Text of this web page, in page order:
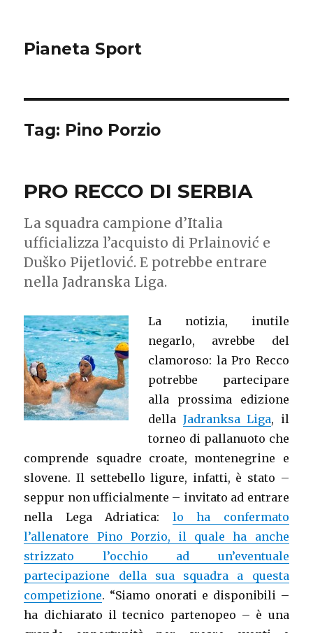
Pianeta Sport
Tag: Pino Porzio
PRO RECCO DI SERBIA
La squadra campione d’Italia
ufficializza l’acquisto di Prlainović e
Duško Pijetlović. E potrebbe entrare
nella Jadranska Liga.
La notizia, inutile
negarlo, avrebbe del
clamoroso: la Pro Recco
potrebbe partecipare
alla prossima edizione
della Jadranksa Liga, il
torneo di pallanuoto che
comprende squadre croate, montenegrine e
slovene. Il settebello ligure, infatti, è stato –
seppur non ufficialmente – invitato ad entrare
nella Lega Adriatica: lo ha confermato
l’allenatore Pino Porzio, il quale ha anche
strizzato l’occhio ad un’eventuale
partecipazione della sua squadra a questa
competizione. “Siamo onorati e disponibili –
ha dichiarato il tecnico partenopeo – è una